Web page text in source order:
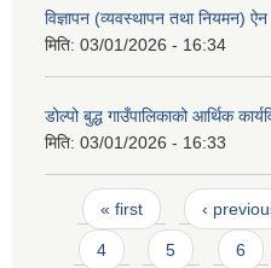
विज्ञापन (व्यवस्थापन तथा नियमन)
मिति: 03/01/2026 - 16:34
डोल्पो बुद्ध गाउँपालिकाको आर्थिक
मिति: 03/01/2026 - 16:33
Pages
« first ‹
4 5 6